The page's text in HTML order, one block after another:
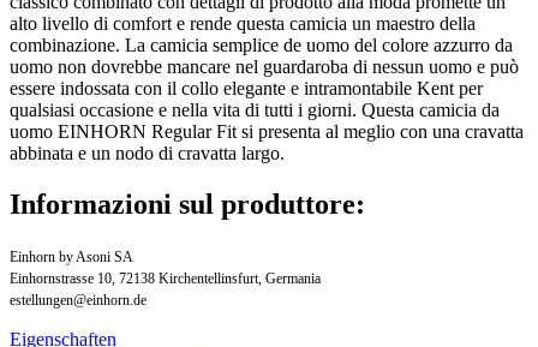
alto livello di comfort e rende questa camicia un maestro della
combinazione. La camicia semplice de uomo del colore azzurro da
uomo non dovrebbe mancare nel guardaroba di nessun uomo e può
essere indossata con il collo elegante e intramontabile Kent per
qualsiasi occasione e nella vita di tutti i giorni. Questa camicia da
uomo EINHORN Regular Fit si presenta al meglio con una cravatta
abbinata e un nodo di cravatta largo.
Informazioni sul produttore:
Einhorn by Asoni SA
Einhornstrasse 10, 72138 Kirchentellinsfurt, Germania
estellungen@einhorn.de
Eigenschaften